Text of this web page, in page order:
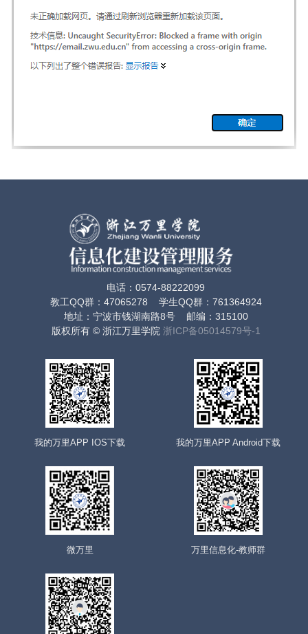
电话：0574-88222099
教工QQ群：47065278 学生QQ群：761364924
地址：宁波市钱湖南路8号 邮编：315100
版权所有 © 浙江万里学院 浙ICP备05014579号-1
我的万里APP IOS下载 我的万里APP Android下载
微万里 万里信息化-教师群